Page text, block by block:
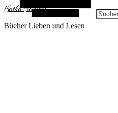
KathaFlauschi
Bücher Lieben und Lesen
Zufallsauswahl